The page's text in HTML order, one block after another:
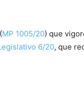
MP 1005/20) que
6/20, que